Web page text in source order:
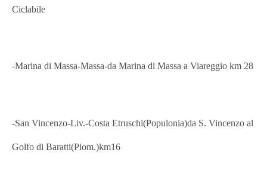
Ciclabile
-Marina di Massa-Massa-da Marina di Massa a Viareggio km 28
-San Vincenzo-Liv.-Costa Etruschi(Populonia)da S. Vincenzo al
Golfo di Baratti(Piom.)km16